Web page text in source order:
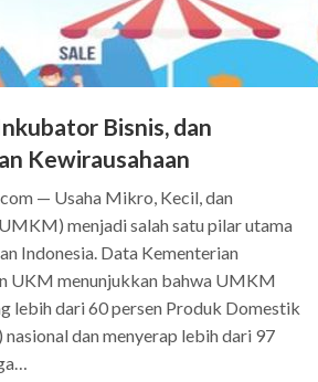
Bisnis, dan
Kewirausahaan
— Usaha Mikro, Kecil, dan
menjadi salah satu pilar utama
Indonesia. Data Kementerian
UKM menunjukkan bahwa UMKM
lebih dari 60 persen Produk Domestik
dan menyerap lebih dari 97